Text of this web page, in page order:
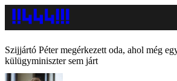
Szijjártó Péter megérkezett oda, ahol még
külügyminiszter sem járt